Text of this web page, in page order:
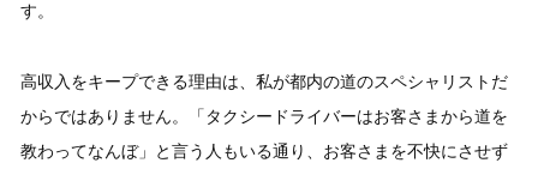
す。
高収入をキープできる理由は、私が都内の道のスペシャリストだ
からではありません。「タクシードライバーはお客さまから道を
教わってなんぼ」と言う人もいる通り、お客さまを不快にさせず